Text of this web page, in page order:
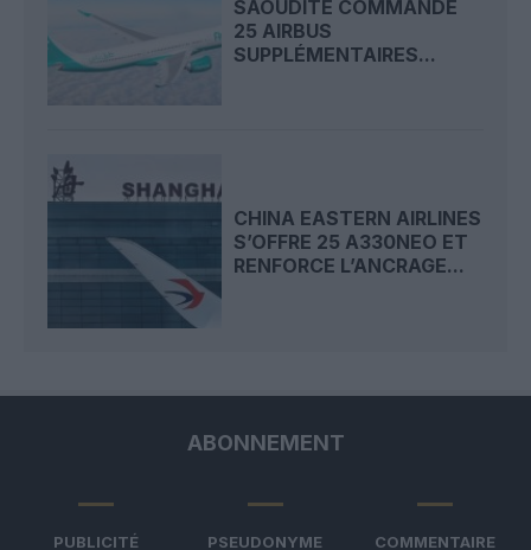
SAOUDITE COMMANDE
25 AIRBUS
SUPPLÉMENTAIRES...
CHINA EASTERN AIRLINES
S’OFFRE 25 A330NEO ET
RENFORCE L’ANCRAGE...
ABONNEMENT
PUBLICITÉ
PSEUDONYME
COMMENTAIRE